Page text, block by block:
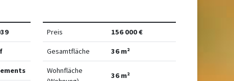
Preis 156 000 €
Gesamtfläche 36 m²
Wohnfläche
36 m²